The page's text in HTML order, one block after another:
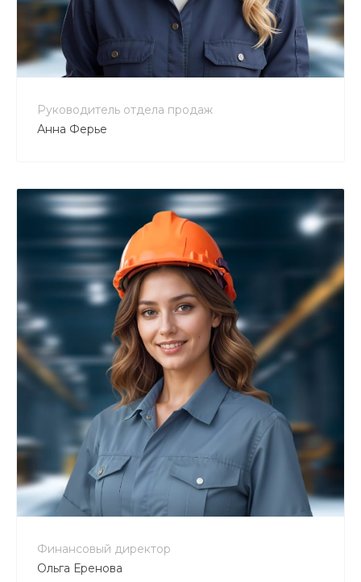
Руководитель отдела продаж
Анна Ферье
+7 800 900-80-90
no-reply@intecweb.ru
Финансовый директор
Ольга Еренова
+7 800 900-80-90
no-reply@intecweb.ru